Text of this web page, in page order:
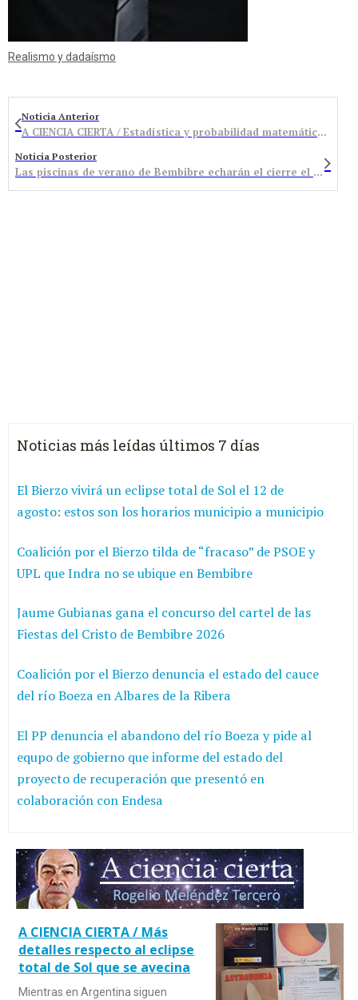
Realismo y dadaísmo
Noticia Anterior
A CIENCIA CIERTA / Estadística y probabilidad matemáticas, frente a “tomaduras de pelo”
Noticia Posterior
Las piscinas de verano de Bembibre echarán el cierre el domingo
Noticias más leídas últimos 7 días
El Bierzo vivirá un eclipse total de Sol el 12 de
agosto: estos son los horarios municipio a municipio
Coalición por el Bierzo tilda de “fracaso” de PSOE y
UPL que Indra no se ubique en Bembibre
Jaume Gubianas gana el concurso del cartel de las
Fiestas del Cristo de Bembibre 2026
Coalición por el Bierzo denuncia el estado del cauce
del río Boeza en Albares de la Ribera
El PP denuncia el abandono del río Boeza y pide al
equpo de gobierno que informe del estado del
proyecto de recuperación que presentó en
colaboración con Endesa
A CIENCIA CIERTA / Más
detalles respecto al eclipse
total de Sol que se avecina
Mientras en Argentina siguen